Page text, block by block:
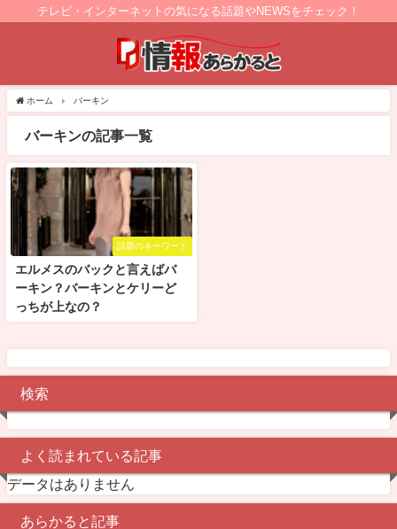
テレビ・インターネットの気になる話題やNEWSをチェック！
ホーム バーキン
バーキンの記事一覧
話題のキーワード
エルメスのバックと言えばバ
ーキン？バーキンとケリーど
っちが上なの？
検索
よく読まれている記事
データはありません
あらかると記事